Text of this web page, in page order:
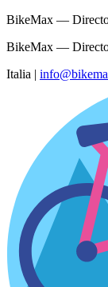
BikeMax —
BikeMax —
Italia |